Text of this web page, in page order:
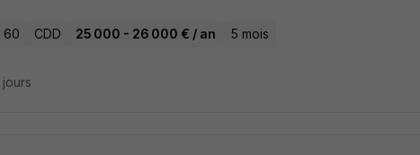
60 CDD 25 000 - 26 000 € / an 5 mois